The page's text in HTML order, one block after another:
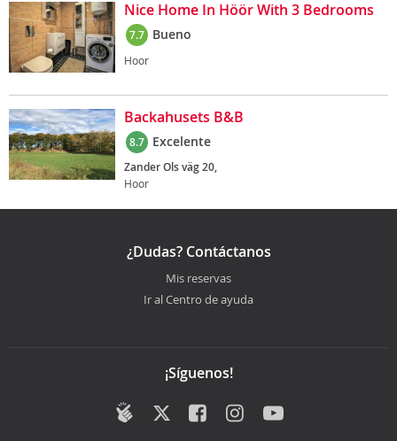
Nice Home In Höör With 3 Bedrooms
7.7 Bueno
Hoor
Backahusets B&B
8.7 Excelente
Zander Ols väg 20,
Hoor
¿Dudas? Contáctanos
Mis reservas
Ir al Centro de ayuda
¡Síguenos!